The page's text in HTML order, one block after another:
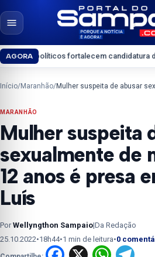
Pular para o conteúdo
Abrir menu
AGORA
políticos fortalecem candidatura de
Início/Maranhão/
MARANHÃO
Mulher suspeita
sexualmente de
12 anos é presa
Luís
PorWellyngthon Sampaio|Da Redação
25.10.2022•18h44•1 min de leitura•0